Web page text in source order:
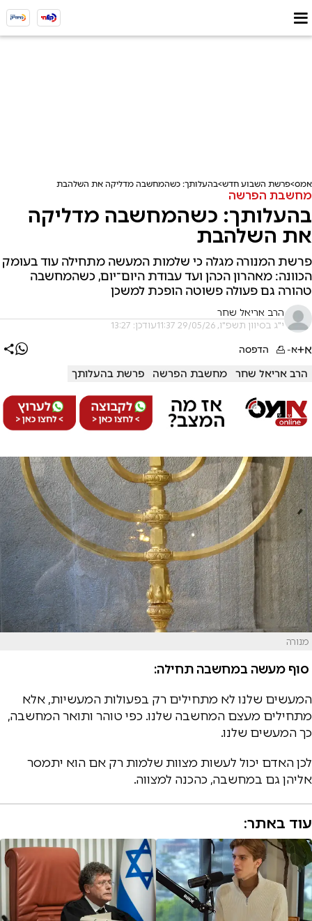
אמס פרשת השבוע חדש בהעלותך: כשהמחשבה מדליקה את השלהבת
מחשבת הפרשה
בהעלותך: כשהמחשבה מדליקה
את השלהבת
פרשת המנורה מגלה כי שלמות המעשה מתחילה עוד בעומק
הכוונה: מאהרון הכהן ועד עבודת היום־יום, כשהמחשבה
טהורה גם פעולה פשוטה הופכת למשכן
הרב אריאל שחר
י"ג בסיוון תשפ"ו, 29/05/26 11:37 עודכן: 13:27
א+א- הדפסה
הרב אריאל שחר מחשבת הפרשה פרשת בהעלותך
מנורה
סוף מעשה במחשבה תחילה:
המעשים שלנו לא מתחילים רק בפעולות המעשיות, אלא
מתחילים מעצם המחשבה שלנו. כפי טוהר ותואר המחשבה,
כך המעשים שלנו.
לכן האדם יכול לעשות מצוות שלמות רק אם הוא יתמסר
אליהן גם במחשבה, כהכנה למצווה.
עוד באתר: